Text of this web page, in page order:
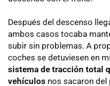
Después del descenso
ambos casos tocaba
subir sin problemas. A
coches se detuviesen en
sistema de tracción total
vehículos nos sacaron